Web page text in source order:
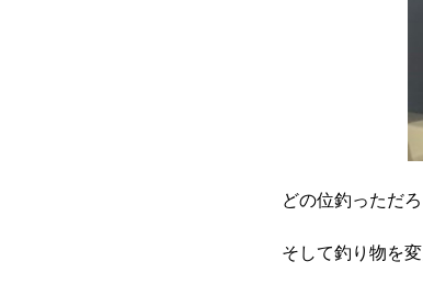
どの位釣っただ
そして釣り物を